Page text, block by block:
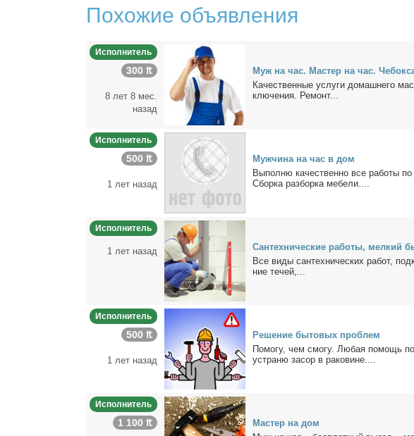
Похожие объявления
Исполнитель
300 ₶
8 лет 8 мес.
назад
Муж на час. Ма­стер на час.
Ка­че­ствен­ные услу­ги до­маш­не­го
клю­че­ния. Ре­монт...
Исполнитель
500 ₶
1 лет назад
Муж­чи­на на час в дом
Вы­пол­ню ка­че­ствен­но все ра­бо­ты
Сбор­ка раз­бор­ка ме­бе­ли....
Исполнитель
1 лет назад
Сан­тех­ни­че­ские ра­бо­ты, мел­кий
Все ви­ды сан­тех­ни­че­ских ра­бот,
ние те­чей,...
Исполнитель
500 ₶
1 лет назад
Ре­ше­ние бы­то­вых про­блем
По­мо­гу, чем смо­гу. Лю­бая по­мощь
устра­ню за­сор в ра­ко­вине....
Исполнитель
1 100 ₶
Ма­стер на дом